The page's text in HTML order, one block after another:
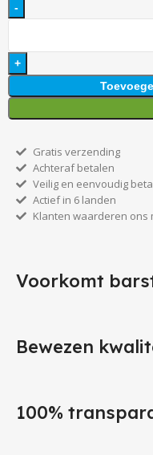
Gratis verzending
Achteraf betalen
Veilig en eenvoudig
Actief in 6 landen
Klanten waarderen ons
Voorkomt
Bewezen
100%